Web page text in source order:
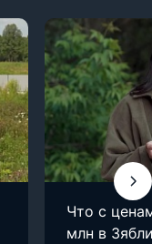
Что с
млн в